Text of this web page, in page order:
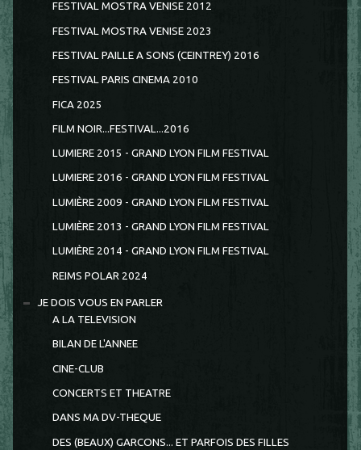
FESTIVAL MOSTRA VENISE 2012
FESTIVAL MOSTRA VENISE 2023
FESTIVAL PAILLE A SONS (CEINTREY) 2016
FESTIVAL PARIS CINEMA 2010
FICA 2025
FILM NOIR...FESTIVAL...2016
LUMIERE 2015 - GRAND LYON FILM FESTIVAL
LUMIERE 2016 - GRAND LYON FILM FESTIVAL
LUMIÈRE 2009 - GRAND LYON FILM FESTIVAL
LUMIÈRE 2013 - GRAND LYON FILM FESTIVAL
LUMIÈRE 2014 - GRAND LYON FILM FESTIVAL
REIMS POLAR 2024
JE DOIS VOUS EN PARLER
A LA TELEVISION
BILAN DE L'ANNEE
CINE-CLUB
CONCERTS ET THEATRE
DANS MA DV-THEQUE
DES (BEAUX) GARCONS... ET PARFOIS DES FILLES